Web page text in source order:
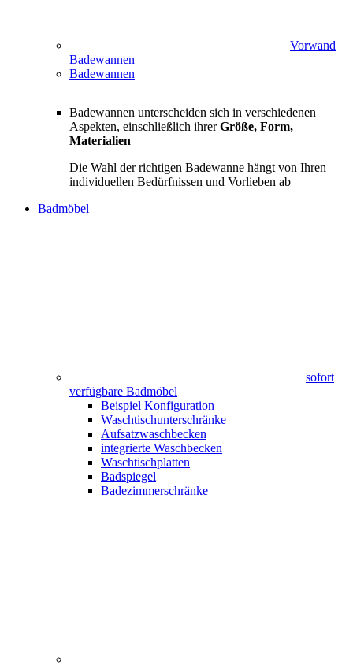
Vorwand
Badewannen
Badewannen
Badewannen unterscheiden sich in verschiedenen
Aspekten, einschließlich ihrerGröße, Form,
Materialien
Die Wahl der richtigen Badewanne hängt von Ihren
individuellen Bedürfnissen und Vorlieben ab
Badmöbel
sofort
verfügbare Badmöbel
Beispiel Konfiguration
Waschtischunterschränke
Aufsatzwaschbecken
integrierte Waschbecken
Waschtischplatten
Badspiegel
Badezimmerschränke